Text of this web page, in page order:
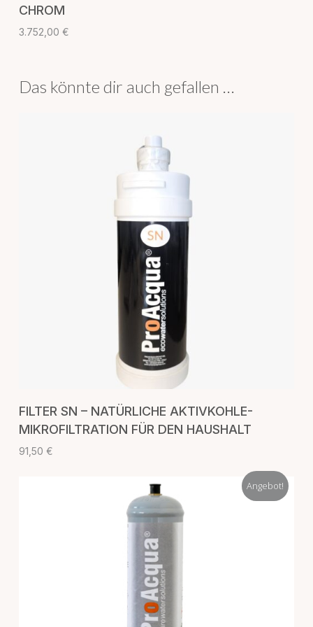
CHROM
3.752,00 €
Das könnte dir auch gefallen …
IN DEN WARENKORB
FILTER SN – NATÜRLICHE AKTIVKOHLE-
MIKROFILTRATION FÜR DEN HAUSHALT
91,50 €
Angebot!